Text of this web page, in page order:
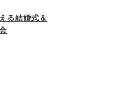
る結婚式＆